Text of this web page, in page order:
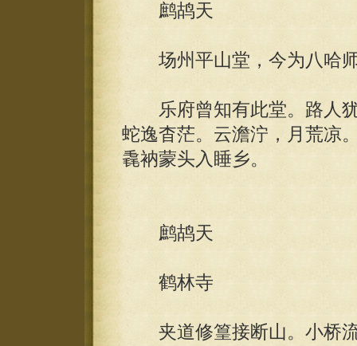
鹧鸪天
场州平山堂，今为八哈
乐府曾知有此堂。路人犹
蛇逸杳茫。云澹泞，月荒凉
毳衲蒙头入睡乡。
鹧鸪天
鹤林寺
夹道修篁接断山。小桥流